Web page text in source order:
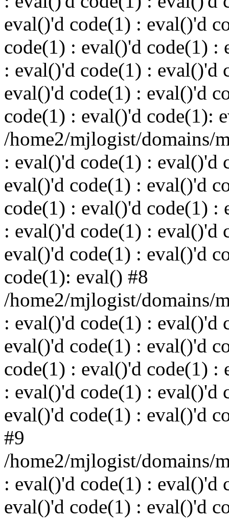
eval()'d code(1) : eval()'d
code(1) : eval()'d code(1) :
: eval()'d code(1) : eval()'d
eval()'d code(1) : eval()'d
code(1) : eval()'d code(1):
/home2/mjlogist/domains/
: eval()'d code(1) : eval()'d
eval()'d code(1) : eval()'d
code(1) : eval()'d code(1) :
: eval()'d code(1) : eval()'d
eval()'d code(1) : eval()'d
code(1): eval() #8
/home2/mjlogist/domains/
: eval()'d code(1) : eval()'d
eval()'d code(1) : eval()'d
code(1) : eval()'d code(1) :
: eval()'d code(1) : eval()'d
eval()'d code(1) : eval()'d
#9
/home2/mjlogist/domains/
: eval()'d code(1) : eval()'d
eval()'d code(1) : eval()'d